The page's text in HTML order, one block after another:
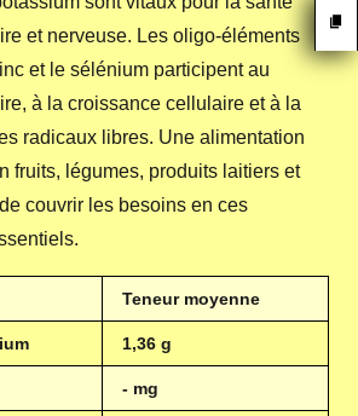
et nerveuse. Les oligo-éléments
et le sélénium participent au
à la croissance cellulaire et à la
radicaux libres. Une alimentation
fruits, légumes, produits laitiers et
couvrir les besoins en ces
Teneur moyenne
1,36 g
- mg